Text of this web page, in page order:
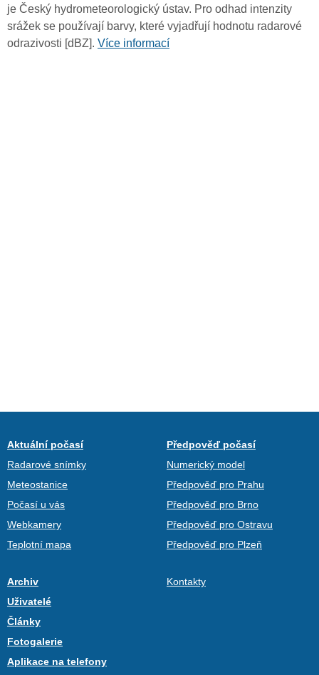
je Český hydrometeorologický ústav. Pro odhad intenzity
srážek se používají barvy, které vyjadřují hodnotu radarové
odrazivosti [dBZ]. Více informací
Aktuální počasí
Radarové snímky
Meteostanice
Počasí u vás
Webkamery
Teplotní mapa
Předpověď počasí
Numerický model
Předpověď pro Prahu
Předpověď pro Brno
Předpověď pro Ostravu
Předpověď pro Plzeň
Archiv
Uživatelé
Články
Fotogalerie
Aplikace na telefony
Kontakty